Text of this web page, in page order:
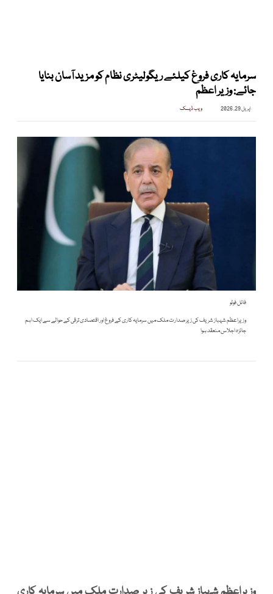
سرمایہ کاری فروغ کیلئے ریگولیٹری نظام کو مزید آسان بنایا
جائے: وزیر اعظم
اپریل 29, 2026 ویب ڈیسک
فائل فوٹو
وزیراعظم شہباز شریف کی زیر صدارت ملک میں سرمایہ کاری کے فروغ اور اقتصادی ترقی کے حوالے سے ایک اہم
جائزہ اجلاس منعقد ہوا